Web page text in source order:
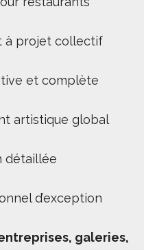
à projet collectif
et complète
artistique global
détaillée
d’exception
galeries,